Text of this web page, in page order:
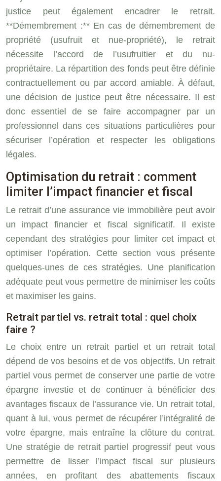
justice peut également encadrer le retrait.
**Démembrement :** En cas de démembrement de
propriété (usufruit et nue-propriété), le retrait
nécessite l’accord de l’usufruitier et du nu-
propriétaire. La répartition des fonds peut être définie
contractuellement ou par accord amiable. À défaut,
une décision de justice peut être nécessaire. Il est
donc essentiel de se faire accompagner par un
professionnel dans ces situations particulières pour
sécuriser l’opération et respecter les obligations
légales.
Optimisation du retrait : comment
limiter l’impact financier et fiscal
Le retrait d’une assurance vie immobilière peut avoir
un impact financier et fiscal significatif. Il existe
cependant des stratégies pour limiter cet impact et
optimiser l’opération. Cette section vous présente
quelques-unes de ces stratégies. Une planification
adéquate peut vous permettre de minimiser les coûts
et maximiser les gains.
Retrait partiel vs. retrait total : quel choix
faire ?
Le choix entre un retrait partiel et un retrait total
dépend de vos besoins et de vos objectifs. Un retrait
partiel vous permet de conserver une partie de votre
épargne investie et de continuer à bénéficier des
avantages fiscaux de l’assurance vie. Un retrait total,
quant à lui, vous permet de récupérer l’intégralité de
votre épargne, mais entraîne la clôture du contrat.
Une stratégie de retrait partiel progressif peut vous
permettre de lisser l’impact fiscal sur plusieurs
années, en profitant des abattements fiscaux